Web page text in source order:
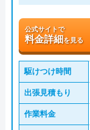
公式サイトで
料金詳細を見る
駆けつけ時間
出張見積もり
作業料金